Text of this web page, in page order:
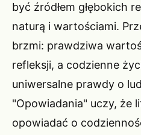
być źródłem głębokich
naturą i wartościami.
brzmi: prawdziwa
refleksji, a codzienne
uniwersalne prawdy o
"Opowiadania" uczy, że
opowiadać o